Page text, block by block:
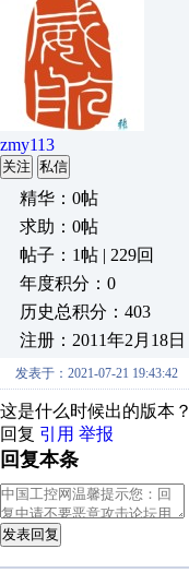
zmy113
关注 私信
精华：0帖
求助：0帖
帖子：1帖 | 229回
年度积分：0
历史总积分：403
注册：2011年2月18日
发表于：2021-07-21 19:43:42
这是什么时候出的版本？
回复 引用 举报
回复本条
发表回复